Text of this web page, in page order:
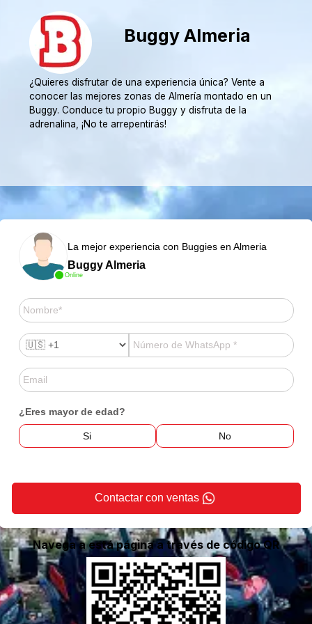
Buggy Almeria
¿Quieres disfrutar de una experiencia única? Vente a
conocer las mejores zonas de Almería montado en un
Buggy. Conduce tu propio Buggy y disfruta de la
adrenalina, ¡No te arrepentirás!
Online
La mejor experiencia con Buggies en Almeria
Buggy Almeria
¿Eres mayor de edad?
Si No
Contactar con ventas
Navega a está página a través de código QR